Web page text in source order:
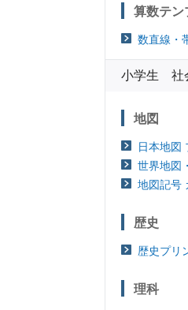
算数テン
数直線・
小学生 社
地図
日本地図
世界地図
地図記号
歴史
歴史プリ
理科